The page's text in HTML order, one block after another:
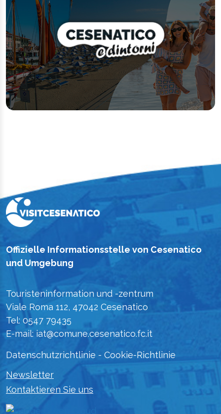
Offizielle Informationsstelle von Cesenatico
und Umgebung
Touristeninformation und -zentrum
Viale Roma 112, 47042 Cesenatico
Tel: 0547 79435
E-mail: iat@comune.cesenatico.fc.it
Datenschutzrichtlinie - Cookie-Richtlinie
Newsletter
Kontaktieren Sie uns